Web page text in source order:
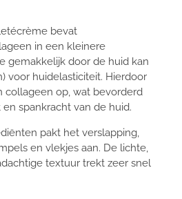
bevat
in een kleinere
gemakkelijk door de huid kan
voor huidelasticiteit. Hierdoor
collageen op, wat bevorderd
spankracht van de huid.
pakt het verslapping,
en vlekjes aan. De lichte,
textuur trekt zeer snel